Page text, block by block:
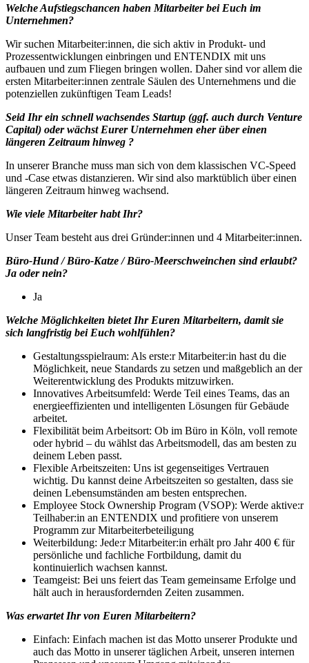
Welche Aufstiegschancen haben Mitarbeiter bei Euch im
Unternehmen?
Wir suchen Mitarbeiter:innen, die sich aktiv in Produkt- und
Prozessentwicklungen einbringen und ENTENDIX mit uns
aufbauen und zum Fliegen bringen wollen. Daher sind vor allem die
ersten Mitarbeiter:innen zentrale Säulen des Unternehmens und die
potenziellen zukünftigen Team Leads!
Seid Ihr ein schnell wachsendes Startup (ggf. auch durch Venture
Capital) oder wächst Eurer Unternehmen eher über einen
längeren Zeitraum hinweg ?
In unserer Branche muss man sich von dem klassischen VC-Speed
und -Case etwas distanzieren. Wir sind also marktüblich über einen
längeren Zeitraum hinweg wachsend.
Wie viele Mitarbeiter habt Ihr?
Unser Team besteht aus drei Gründer:innen und 4 Mitarbeiter:innen.
Büro-Hund / Büro-Katze / Büro-Meerschweinchen sind erlaubt?
Ja oder nein?
Ja
Welche Möglichkeiten bietet Ihr Euren Mitarbeitern, damit sie
sich langfristig bei Euch wohlfühlen?
Gestaltungsspielraum: Als erste:r Mitarbeiter:in hast du die
Möglichkeit, neue Standards zu setzen und maßgeblich an der
Weiterentwicklung des Produkts mitzuwirken.
Innovatives Arbeitsumfeld: Werde Teil eines Teams, das an
energieeffizienten und intelligenten Lösungen für Gebäude
arbeitet.
Flexibilität beim Arbeitsort: Ob im Büro in Köln, voll remote
oder hybrid – du wählst das Arbeitsmodell, das am besten zu
deinem Leben passt.
Flexible Arbeitszeiten: Uns ist gegenseitiges Vertrauen
wichtig. Du kannst deine Arbeitszeiten so gestalten, dass sie
deinen Lebensumständen am besten entsprechen.
Employee Stock Ownership Program (VSOP): Werde aktive:r
Teilhaber:in an ENTENDIX und profitiere von unserem
Programm zur Mitarbeiterbeteiligung
Weiterbildung: Jede:r Mitarbeiter:in erhält pro Jahr 400 € für
persönliche und fachliche Fortbildung, damit du
kontinuierlich wachsen kannst.
Teamgeist: Bei uns feiert das Team gemeinsame Erfolge und
hält auch in herausfordernden Zeiten zusammen.
Was erwartet Ihr von Euren Mitarbeitern?
Einfach: Einfach machen ist das Motto unserer Produkte und
auch das Motto in unserer täglichen Arbeit, unseren internen